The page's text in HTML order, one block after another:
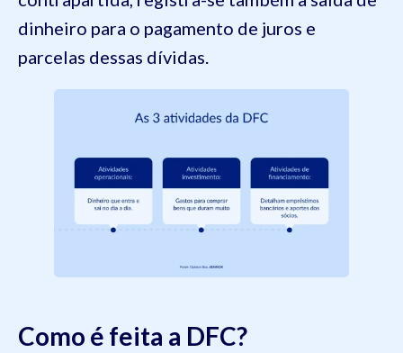
dinheiro para o pagamento de juros e
parcelas dessas dívidas.
Como é feita a DFC?